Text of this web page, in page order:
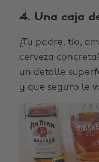
4. Una caja
¿Tu padre, tío,
cerveza
un detalle
y que seguro le